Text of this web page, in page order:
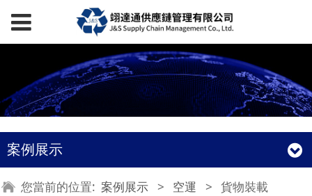
案例展示
您當前的位置: 案例展示 > 空運 > 貨物裝載